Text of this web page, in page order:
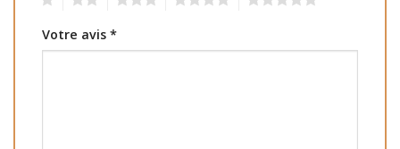
Votre avis *